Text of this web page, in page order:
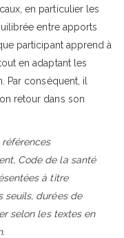
en particulier les
entre apports
participant apprend à
en adaptant les
Par conséquent, il
retour dans son
Code de la santé
à titre
seuils, durées de
selon les textes en